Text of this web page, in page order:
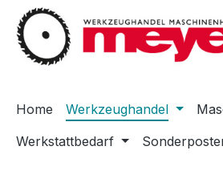
Hauptinhalt springen
Zur Suche springen
Zur Hauptnavigation springen
Home Werkzeughandel
Werkstattbedarf